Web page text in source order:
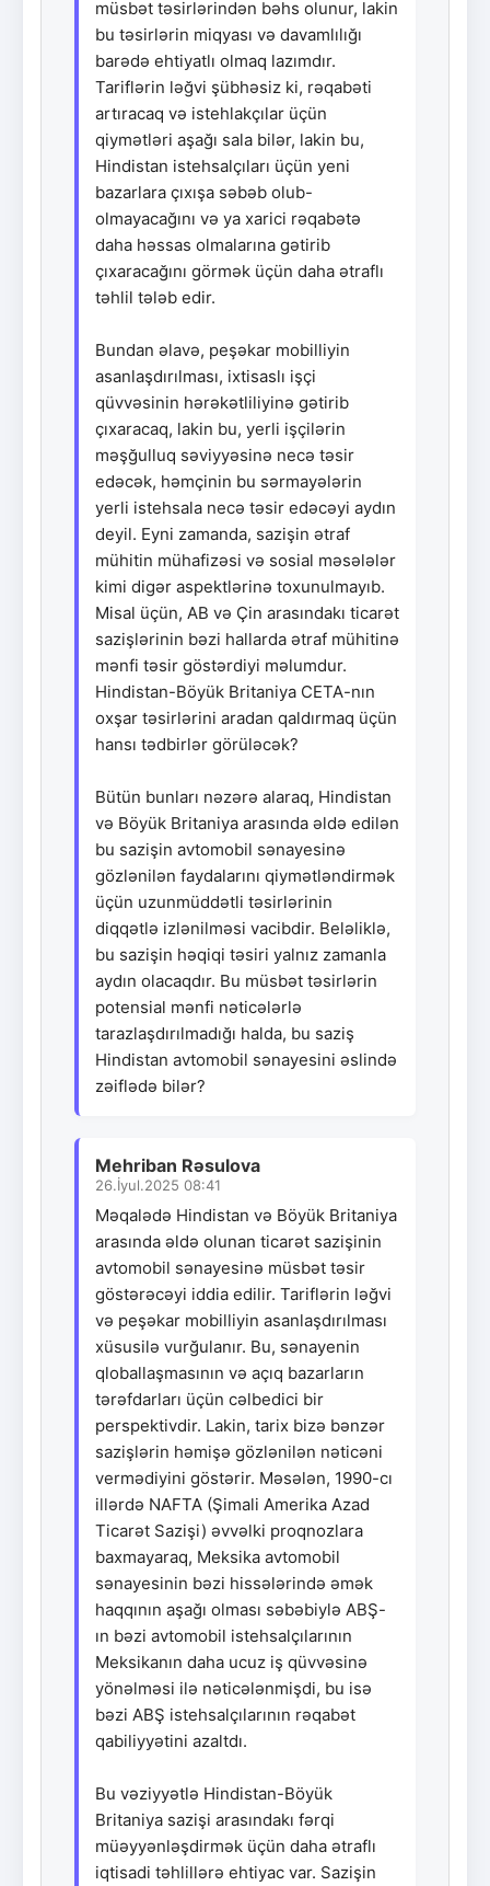
müsbət təsirlərindən bəhs olunur, lakin
bu təsirlərin miqyası və davamlılığı
barədə ehtiyatlı olmaq lazımdır.
Tariflərin ləğvi şübhəsiz ki, rəqabəti
artıracaq və istehlakçılar üçün
qiymətləri aşağı sala bilər, lakin bu,
Hindistan istehsalçıları üçün yeni
bazarlara çıxışa səbəb olub-
olmayacağını və ya xarici rəqabətə
daha həssas olmalarına gətirib
çıxaracağını görmək üçün daha ətraflı
təhlil tələb edir.
Bundan əlavə, peşəkar mobilliyin
asanlaşdırılması, ixtisaslı işçi
qüvvəsinin hərəkətliliyinə gətirib
çıxaracaq, lakin bu, yerli işçilərin
məşğulluq səviyyəsinə necə təsir
edəcək, həmçinin bu sərmayələrin
yerli istehsala necə təsir edəcəyi aydın
deyil. Eyni zamanda, sazişin ətraf
mühitin mühafizəsi və sosial məsələlər
kimi digər aspektlərinə toxunulmayıb.
Misal üçün, AB və Çin arasındakı ticarət
sazişlərinin bəzi hallarda ətraf mühitinə
mənfi təsir göstərdiyi məlumdur.
Hindistan-Böyük Britaniya CETA-nın
oxşar təsirlərini aradan qaldırmaq üçün
hansı tədbirlər görüləcək?
Bütün bunları nəzərə alaraq, Hindistan
və Böyük Britaniya arasında əldə edilən
bu sazişin avtomobil sənayesinə
gözlənilən faydalarını qiymətləndirmək
üçün uzunmüddətli təsirlərinin
diqqətlə izlənilməsi vacibdir. Beləliklə,
bu sazişin həqiqi təsiri yalnız zamanla
aydın olacaqdır. Bu müsbət təsirlərin
potensial mənfi nəticələrlə
tarazlaşdırılmadığı halda, bu saziş
Hindistan avtomobil sənayesini əslində
zəiflədə bilər?
Mehriban Rəsulova
26.İyul.2025 08:41
Məqalədə Hindistan və Böyük Britaniya
arasında əldə olunan ticarət sazişinin
avtomobil sənayesinə müsbət təsir
göstərəcəyi iddia edilir. Tariflərin ləğvi
və peşəkar mobilliyin asanlaşdırılması
xüsusilə vurğulanır. Bu, sənayenin
qloballaşmasının və açıq bazarların
tərəfdarları üçün cəlbedici bir
perspektivdir. Lakin, tarix bizə bənzər
sazişlərin həmişə gözlənilən nəticəni
vermədiyini göstərir. Məsələn, 1990-cı
illərdə NAFTA (Şimali Amerika Azad
Ticarət Sazişi) əvvəlki proqnozlara
baxmayaraq, Meksika avtomobil
sənayesinin bəzi hissələrində əmək
haqqının aşağı olması səbəbiylə ABŞ-
ın bəzi avtomobil istehsalçılarının
Meksikanın daha ucuz iş qüvvəsinə
yönəlməsi ilə nəticələnmişdi, bu isə
bəzi ABŞ istehsalçılarının rəqabət
qabiliyyətini azaltdı.
Bu vəziyyətlə Hindistan-Böyük
Britaniya sazişi arasındakı fərqi
müəyyənləşdirmək üçün daha ətraflı
iqtisadi təhlillərə ehtiyac var. Sazişin